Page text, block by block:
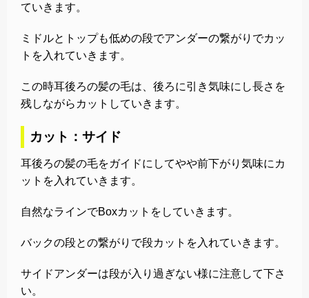
ていきます。
ミドルとトップも低めの段でアンダーの繋がりでカッ
トを入れていきます。
この時耳後ろの髪の毛は、後ろに引き気味にし長さを
残しながらカットしていきます。
カット：サイド
耳後ろの髪の毛をガイドにしてやや前下がり気味にカ
ットを入れていきます。
自然なラインでBoxカットをしていきます。
バックの段との繋がりで段カットを入れていきます。
サイドアンダーは段が入り過ぎない様に注意して下さ
い。